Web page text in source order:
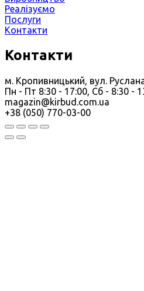
Реалізуємо
Послуги
Контакти
Контакти
м. Кропивницький, вул.
Пн - Пт 8:30 - 17:00, Сб - 8:30 -
magazin@kirbud.com.ua
+38 (050) 770-03-00